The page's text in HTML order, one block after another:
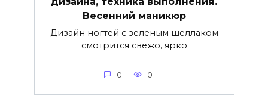
Весенний маникюр
Дизайн ногтей с зеленым шеллаком
смотрится свежо, ярко
0 0